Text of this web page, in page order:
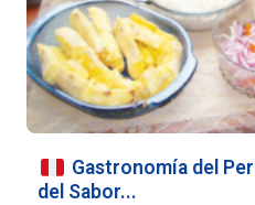
Gastronomía del
del Sabor...